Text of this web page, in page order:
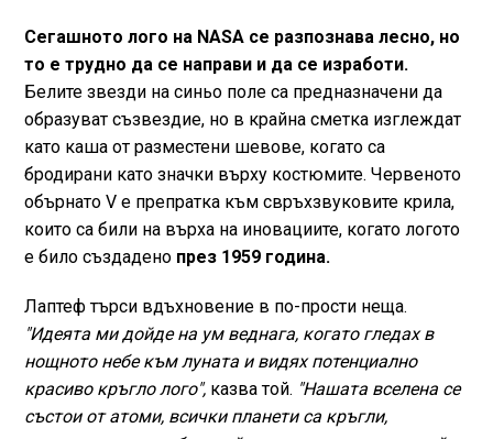
Сегашното лого на NASA се разпознава лесно, но
то е трудно да се направи и да се изработи.
Белите звезди на синьо поле са предназначени да
образуват съзвездие, но в крайна сметка изглеждат
като каша от разместени шевове, когато са
бродирани като значки върху костюмите. Червеното
обърнато V е препратка към свръхзвуковите крила,
които са били на върха на иновациите, когато логото
е било създадено през 1959 година.
Лаптеф търси вдъхновение в по-прости неща.
"Идеята ми дойде на ум веднага, когато гледах в
нощното небе към луната и видях потенциално
красиво кръгло лого",казва той. "Нашата вселена се
състои от атоми, всички планети са кръгли,